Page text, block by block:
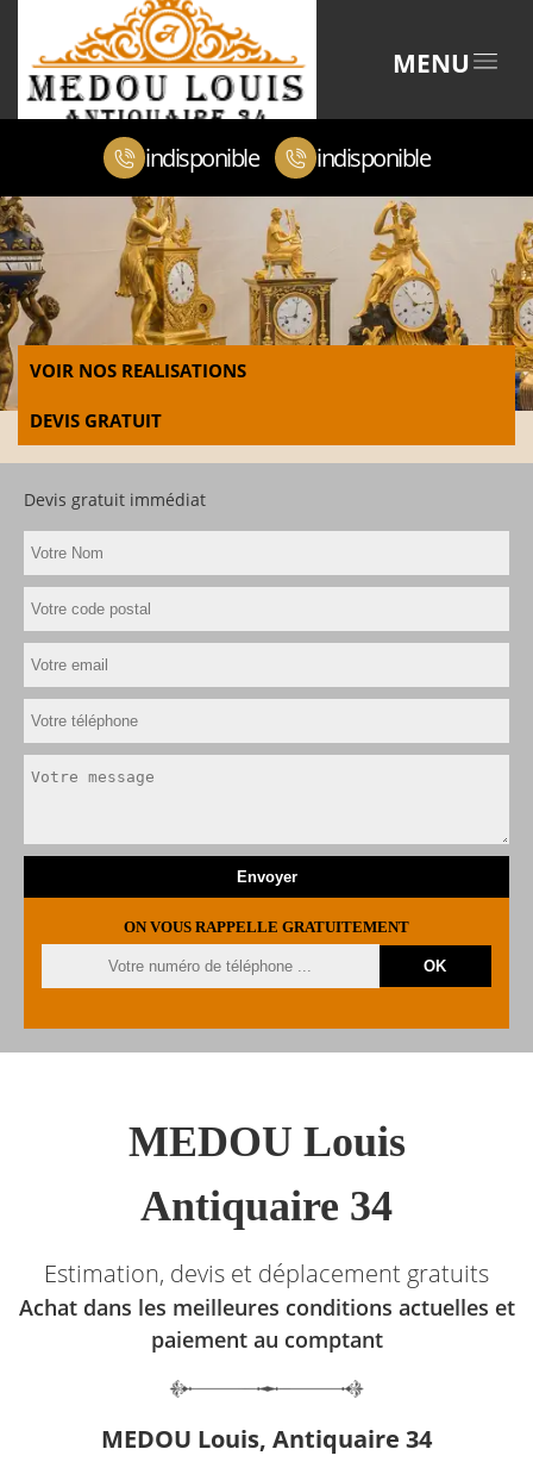
MENU
indisponible indisponible
VOIR NOS REALISATIONS
DEVIS GRATUIT
Devis gratuit immédiat
ON VOUS RAPPELLE GRATUITEMENT
MEDOU Louis
Antiquaire 34
Estimation, devis et déplacement gratuits
Achat dans les meilleures conditions actuelles et
paiement au comptant
MEDOU Louis, Antiquaire 34